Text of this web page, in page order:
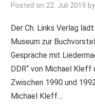
AUSSTELLUNGEN
ARCHIV
PRINT & CDS
IMPRESSUM
Posted on22. Juli 2019 by
Der Ch. Links Verlag
Museum zur
Gespräche mit
DDR“ von Michael Kleff
Zwischen 1990 und
Michael Kleff…